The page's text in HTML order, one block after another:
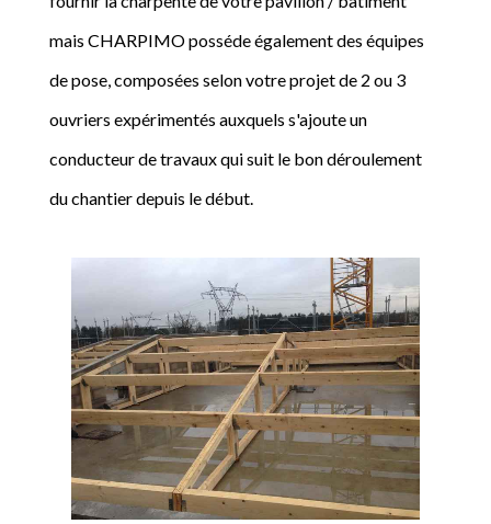
mais CHARPIMO posséde également des équipes
de pose, composées selon votre projet de 2 ou 3
ouvriers expérimentés auxquels s'ajoute un
conducteur de travaux qui suit le bon déroulement
du chantier depuis le début.